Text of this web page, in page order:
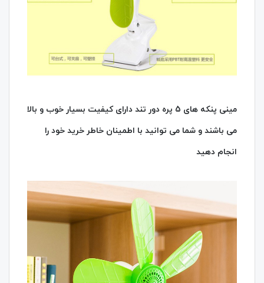
مینی پنکه های 5 پره دور تند دارای کیفیت بسیار خوب و بالا
می باشند و شما می توانید با اطمینان خاطر خرید خود را
انجام دهید